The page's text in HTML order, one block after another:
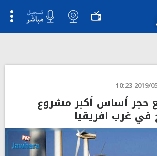
2019/05/
حجر أساس أكبر مشروع
في غرب افريقيا